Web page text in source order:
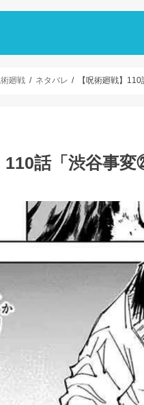
術廻戦 ネタバレ 【呪術廻戦】
110話「渋谷事